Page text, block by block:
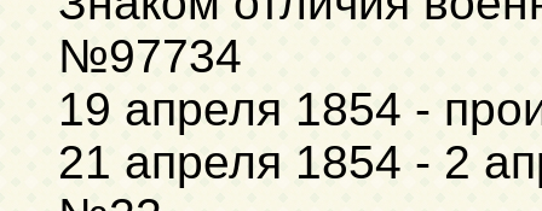
№97734
19 апреля 1854 -
21 апреля 1854 - 2